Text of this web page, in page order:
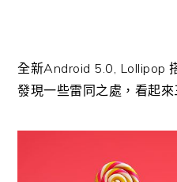
全新Android 5.0, Lollipop
發現一些雷同之處，看起